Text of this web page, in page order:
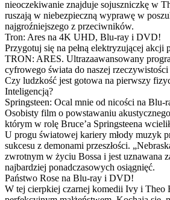
nieoczekiwanie znajduje sojuszniczkę w
ruszają w niebezpieczną wyprawę w
najgroźniejszego z przeciwników.
Tron: Ares na 4K UHD, Blu-ray i DVD!
Przygotuj się na pełną elektryzującej akcji
TRON: ARES. Ultrazaawansowany
cyfrowego świata do naszej
Czy ludzkość jest gotowa na pierwszy
Inteligencją?
Springsteen: Ocal mnie od nicości na
Osobisty film o powstawaniu
którym w rolę Bruce’a Springsteena
U progu światowej kariery młody muzyk
sukcesu z demonami przeszłości.
zwrotnym w życiu Bossa i jest uznawana
najbardziej ponadczasowych osiągnięć.
Państwo Rose na Blu-ray i DVD!
W tej cierpkiej czarnej komedii Ivy i Theo